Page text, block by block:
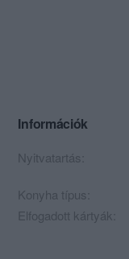
Információk
Nyitvatartás:
Konyha típus:
Elfogadott kártyák: